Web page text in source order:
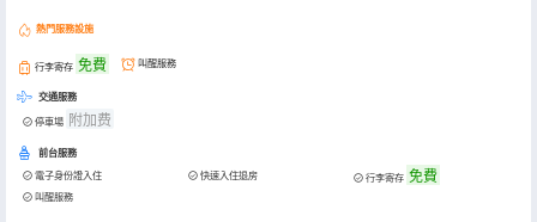
熱門服務設施
行李寄存 免費 叫醒服務
交通服務
停車場 附加费
前台服務
電子身份證入住 快速入住退房 行李寄存 免費
叫醒服務